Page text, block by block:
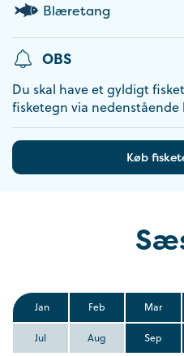
Blæretang
OBS
Du skal have et gyldigt
fisketegn via nedenstående
Køb
Jan Feb Mar
Jul Aug Sep